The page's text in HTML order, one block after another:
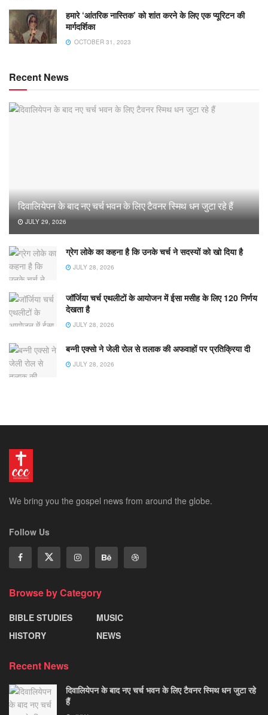
हमारे ‘आंतरिक नास्तिक’ को शांत करने के लिए एक प्यूरिटन की
मार्गदर्शिका
OCTOBER 31, 2023
Recent News
दिवालियेपन के बाद नए चर्च भवन के लिए टैवनर स्मिथ धन जुटा रहे हैं
JULY 29, 2026
ग्रेग लोके का कहना है कि उनके चर्च ने सदस्यों को खो दिया है
JULY 28, 2026
जॉर्जिया चर्च एथलीटों के आयोजन में ईसा मसीह के लिए 120 निर्णय
देखता है
JULY 28, 2026
बन्नी एक्सो ने जेली रोल से तलाक की अफवाहों पर प्रतिक्रिया दी
JULY 28, 2026
We bring you the gospel news from around the globe.
Follow Us
Browse by Category
BIBLE STUDIES
HISTORY
MUSIC
NEWS
Recent News
दिवालियेपन के बाद नए चर्च भवन के लिए टैवनर स्मिथ धन जुटा रहे
हैं